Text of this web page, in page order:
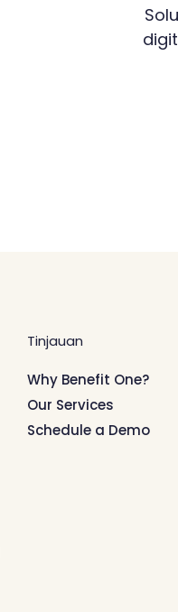
Tinjauan
Why Benefit One?
Our Services
Schedule a Demo